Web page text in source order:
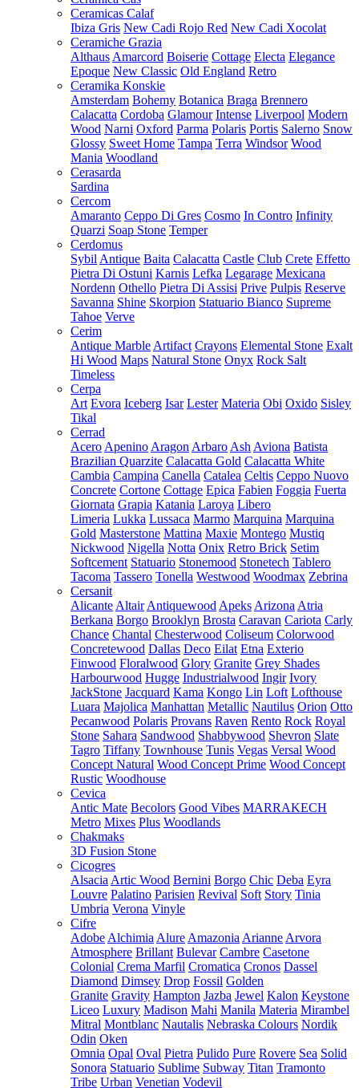
Ceramicas Calaf
Ibiza Gris New Cadi Rojo Red New Cadi Xocolat
Ceramiche Grazia
Althaus Amarcord Boiserie Cottage Electa Elegance
Epoque New Classic Old England Retro
Ceramika Konskie
Amsterdam Bohemy Botanica Braga Brennero
Calacatta Cordoba Glamour Intense Liverpool Modern
Wood Narni Oxford Parma Polaris Portis Salerno Snow
Glossy Sweet Home Tampa Terra Windsor Wood
Mania Woodland
Cerasarda
Sardina
Cercom
Amaranto Ceppo Di Gres Cosmo In Contro Infinity
Quarzi Soap Stone Temper
Cerdomus
Sybil Antique Baita Calacatta Castle Club Crete Effetto
Pietra Di Ostuni Karnis Lefka Legarage Mexicana
Nordenn Othello Pietra Di Assisi Prive Pulpis Reserve
Savanna Shine Skorpion Statuario Bianco Supreme
Tahoe Verve
Cerim
Antique Marble Artifact Crayons Elemental Stone Exalt
Hi Wood Maps Natural Stone Onyx Rock Salt
Timeless
Cerpa
Art Evora Iceberg Isar Lester Materia Obi Oxido Sisley
Tikal
Cerrad
Acero Apenino Aragon Arbaro Ash Aviona Batista
Brazilian Quarzite Calacatta Gold Calacatta White
Cambia Campina Canella Catalea Celtis Ceppo Nuovo
Concrete Cortone Cottage Epica Fabien Foggia Fuerta
Giornata Grapia Katania Laroya Libero
Limeria Lukka Lussaca Marmo Marquina Marquina
Gold Masterstone Mattina Maxie Montego Mustiq
Nickwood Nigella Notta Onix Retro Brick Setim
Softcement Statuario Stonemood Stonetech Tablero
Tacoma Tassero Tonella Westwood Woodmax Zebrina
Cersanit
Alicante Altair Antiquewood Apeks Arizona Atria
Berkana Borgo Brooklyn Brosta Caravan Cariota Carly
Chance Chantal Chesterwood Coliseum Colorwood
Concretewood Dallas Deco Eilat Etna Exterio
Finwood Floralwood Glory Granite Grey Shades
Harbourwood Hugge Industrialwood Ingir Ivory
JackStone Jacquard Kama Kongo Lin Loft Lofthouse
Luara Majolica Manhattan Metallic Nautilus Orion Otto
Pecanwood Polaris Provans Raven Rento Rock Royal
Stone Sahara Sandwood Shabbywood Shevron Slate
Tagro Tiffany Townhouse Tunis Vegas Versal Wood
Concept Natural Wood Concept Prime Wood Concept
Rustic Woodhouse
Cevica
Antic Mate Becolors Good Vibes MARRAKECH
Metro Mixes Plus Woodlands
Chakmaks
3D Fusion Stone
Cicogres
Alsacia Artic Wood Bernini Borgo Chic Deba Eyra
Louvre Palatino Parisien Revival Soft Story Tinia
Umbria Verona Vinyle
Cifre
Adobe Alchimia Alure Amazonia Arianne Arvora
Atmosphere Brillant Bulevar Cambre Casetone
Colonial Crema Marfil Cromatica Cronos Dassel
Diamond Dimsey Drop Fossil Golden
Granite Gravity Hampton Jazba Jewel Kalon Keystone
Liceo Luxury Madison Mahi Manila Materia Mirambel
Mitral Montblanc Nautalis Nebraska Colours Nordik
Odin Oken
Omnia Opal Oval Pietra Pulido Pure Rovere Sea Solid
Sonora Statuario Sublime Subway Titan Tramonto
Tribe Urban Venetian Vodevil